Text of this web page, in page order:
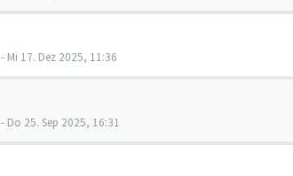
- Mi 17. Dez 2025, 11:36
- Do 25. Sep 2025, 16:31